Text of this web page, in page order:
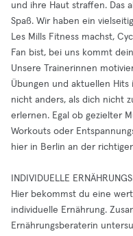
und ihre Haut straffen. Das
Spaß. Wir haben ein
Les Mills Fitness machst,
Fan bist, bei uns kommt
Unsere Trainerinnen
Übungen und aktuellen Hits
nicht anders, als dich nicht
erlernen. Egal ob gezielter
Workouts oder
hier in Berlin an der
INDIVIDUELLE
Hier bekommst du eine
individuelle Ernährung.
Ernährungsberaterin